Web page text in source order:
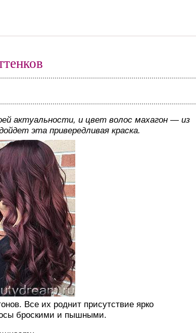
актуальности, и цвет волос махагон — из
эта привередливая краска.
Все их роднит присутствие ярко
броскими и пышными.